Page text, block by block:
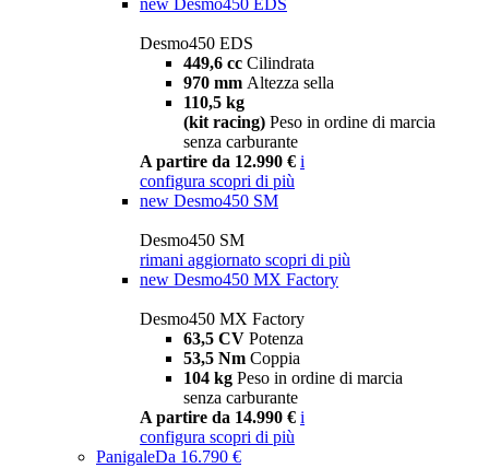
new Desmo450 EDS
Desmo450 EDS
449,6 cc Cilindrata
970 mm Altezza sella
110,5 kg
(kit racing) Peso in ordine di marcia
senza carburante
A partire da 12.990 € i
configura scopri di più
new Desmo450 SM
Desmo450 SM
rimani aggiornato scopri di più
new Desmo450 MX Factory
Desmo450 MX Factory
63,5 CV Potenza
53,5 Nm Coppia
104 kg Peso in ordine di marcia
senza carburante
A partire da 14.990 € i
configura scopri di più
PanigaleDa 16.790 €